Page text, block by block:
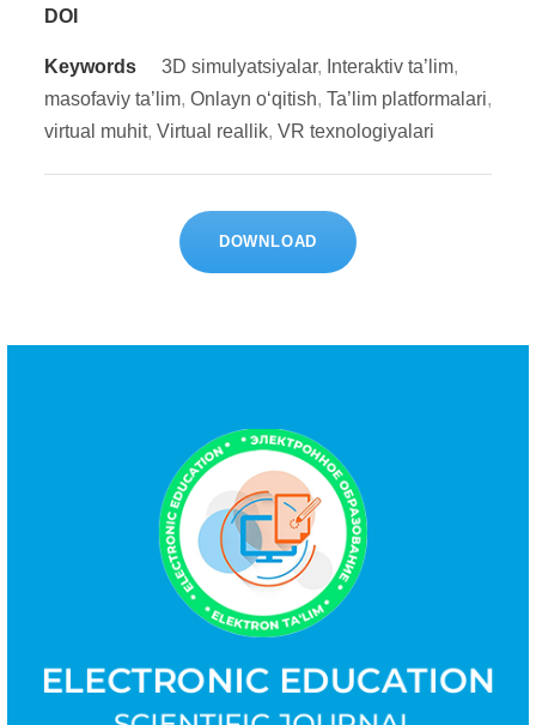
DOI
Keywords 3D simulyatsiyalar, Interaktiv ta’lim,
masofaviy ta’lim, Onlayn o‘qitish, Ta’lim platformalari,
virtual muhit, Virtual reallik, VR texnologiyalari
DOWNLOAD